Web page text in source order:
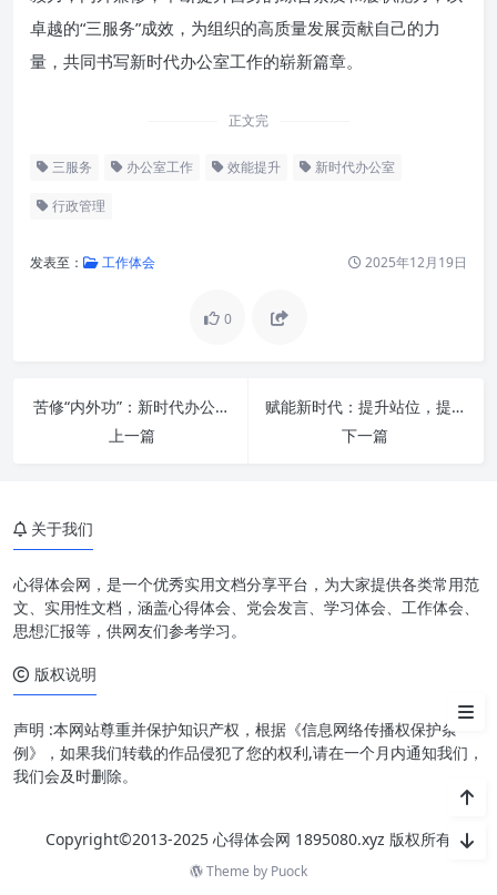
卓越的“三服务”成效，为组织的高质量发展贡献自己的力
量，共同书写新时代办公室工作的崭新篇章。
正文完
三服务 办公室工作 效能提升 新时代办公室
行政管理
发表至： 工作体会 2025年12月19日
0
苦修“内外功”：新时代办公室工作的“三服务”精进之道
上一篇
赋能新时代：提升站位，提高水平，推进办公室工作再上新台阶的实践与思考
下一篇
苦修内功：筑牢办公室工作的
新时代办公室工作的挑战与机遇
关于我们
心得体会网，是一个优秀实用文档分享平台，为大家提供各类常用范
文、实用性文档，涵盖心得体会、党会发言、学习体会、工作体会、
思想汇报等，供网友们参考学习。
版权说明
声明 :本网站尊重并保护知识产权，根据《信息网络传播权保护条
例》，如果我们转载的作品侵犯了您的权利,请在一个月内通知我们，
我们会及时删除。
Copyright©2013-2025 心得体会网 1895080.xyz 版权所有
Theme by Puock